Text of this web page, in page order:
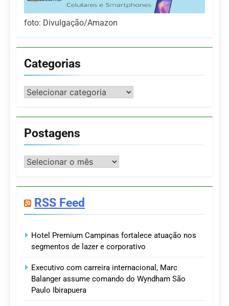
foto: Divulgação/Amazon
Categorias
Categorias
Postagens
Postagens
RSS Feed
Hotel Premium Campinas fortalece atuação nos
segmentos de lazer e corporativo
Executivo com carreira internacional, Marc
Balanger assume comando do Wyndham São
Paulo Ibirapuera